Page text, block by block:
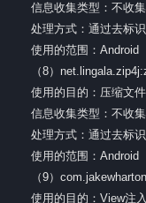
信息收集类型：不收
处理方式：通过去标
使用的范围：Android
（8）
使用的目的：压缩文件
信息收集类型：不收
处理方式：通过去标
使用的范围：Android
（9）
使用的目的：View注入